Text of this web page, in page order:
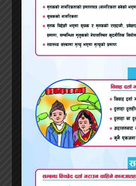
मधेश प्रदेशको
बन्दै निकायको
मधेश प्रदेशका यी